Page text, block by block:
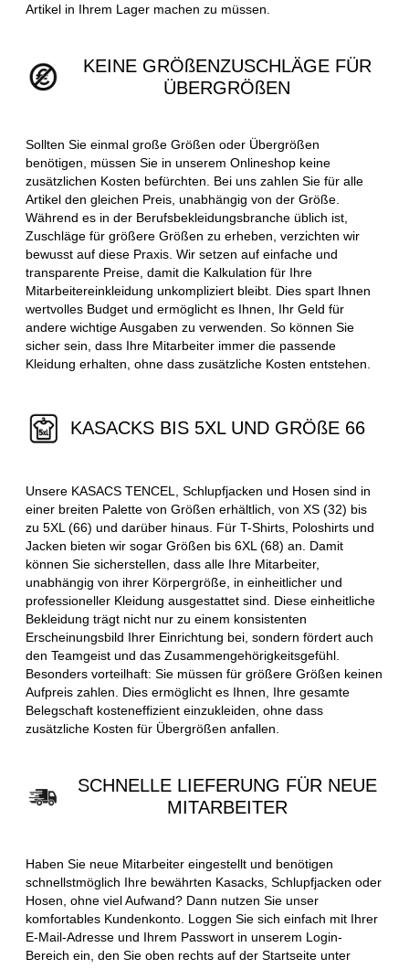
Artikel in Ihrem Lager machen zu müssen.
KEINE GRÖßENZUSCHLÄGE FÜR
ÜBERGRÖßEN
Sollten Sie einmal große Größen oder Übergrößen
benötigen, müssen Sie in unserem Onlineshop keine
zusätzlichen Kosten befürchten. Bei uns zahlen Sie für alle
Artikel den gleichen Preis, unabhängig von der Größe.
Während es in der Berufsbekleidungsbranche üblich ist,
Zuschläge für größere Größen zu erheben, verzichten wir
bewusst auf diese Praxis. Wir setzen auf einfache und
transparente Preise, damit die Kalkulation für Ihre
Mitarbeitereinkleidung unkompliziert bleibt. Dies spart Ihnen
wertvolles Budget und ermöglicht es Ihnen, Ihr Geld für
andere wichtige Ausgaben zu verwenden. So können Sie
sicher sein, dass Ihre Mitarbeiter immer die passende
Kleidung erhalten, ohne dass zusätzliche Kosten entstehen.
KASACKS BIS 5XL UND GRÖßE 66
Unsere KASACS TENCEL, Schlupfjacken und Hosen sind in
einer breiten Palette von Größen erhältlich, von XS (32) bis
zu 5XL (66) und darüber hinaus. Für T-Shirts, Poloshirts und
Jacken bieten wir sogar Größen bis 6XL (68) an. Damit
können Sie sicherstellen, dass alle Ihre Mitarbeiter,
unabhängig von ihrer Körpergröße, in einheitlicher und
professioneller Kleidung ausgestattet sind. Diese einheitliche
Bekleidung trägt nicht nur zu einem konsistenten
Erscheinungsbild Ihrer Einrichtung bei, sondern fördert auch
den Teamgeist und das Zusammengehörigkeitsgefühl.
Besonders vorteilhaft: Sie müssen für größere Größen keinen
Aufpreis zahlen. Dies ermöglicht es Ihnen, Ihre gesamte
Belegschaft kosteneffizient einzukleiden, ohne dass
zusätzliche Kosten für Übergrößen anfallen.
SCHNELLE LIEFERUNG FÜR NEUE
MITARBEITER
Haben Sie neue Mitarbeiter eingestellt und benötigen
schnellstmöglich Ihre bewährten Kasacks, Schlupfjacken oder
Hosen, ohne viel Aufwand? Dann nutzen Sie unser
komfortables Kundenkonto. Loggen Sie sich einfach mit Ihrer
E-Mail-Adresse und Ihrem Passwort in unserem Login-
Bereich ein, den Sie oben rechts auf der Startseite unter